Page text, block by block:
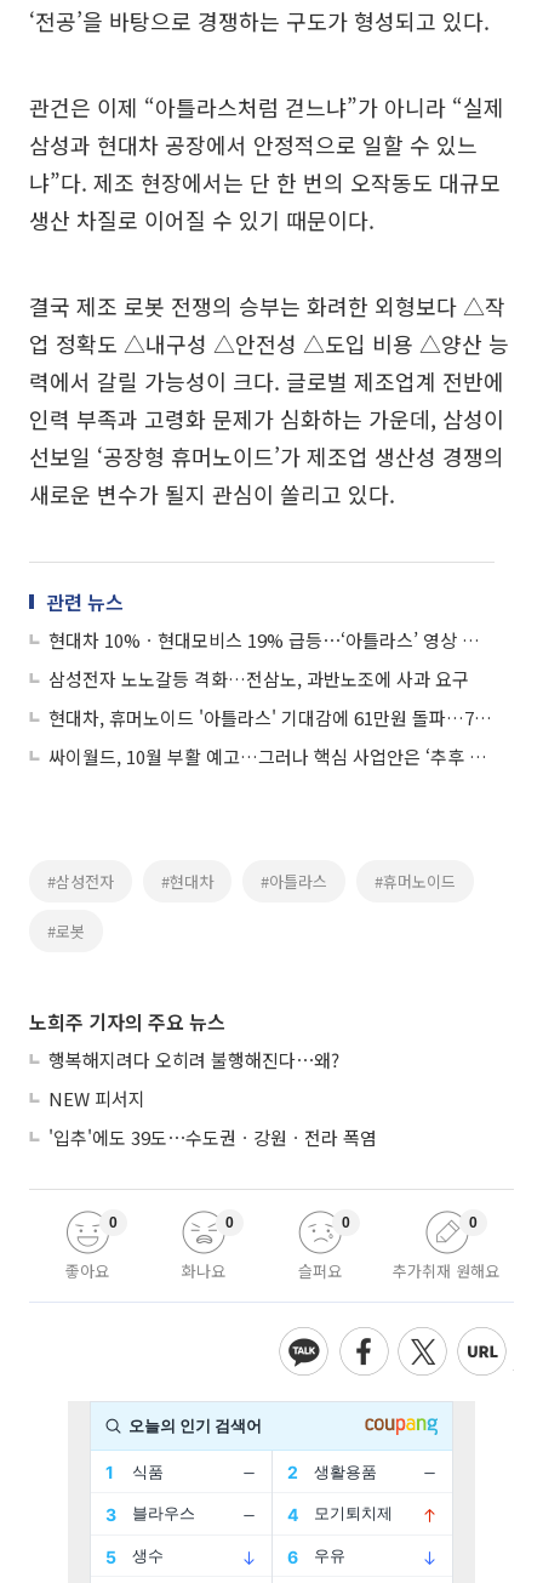
‘전공’을 바탕으로 경쟁하는 구도가 형성되고 있다.
관건은 이제 “아틀라스처럼 걷느냐”가 아니라 “실제
삼성과 현대차 공장에서 안정적으로 일할 수 있느
냐”다. 제조 현장에서는 단 한 번의 오작동도 대규모
생산 차질로 이어질 수 있기 때문이다.
결국 제조 로봇 전쟁의 승부는 화려한 외형보다 △작
업 정확도 △내구성 △안전성 △도입 비용 △양산 능
력에서 갈릴 가능성이 크다. 글로벌 제조업계 전반에
인력 부족과 고령화 문제가 심화하는 가운데, 삼성이
선보일 ‘공장형 휴머노이드’가 제조업 생산성 경쟁의
새로운 변수가 될지 관심이 쏠리고 있다.
관련 뉴스
현대차 10%ㆍ현대모비스 19% 급등⋯‘아틀라스’ 영상 공개에 로봇주 강세
삼성전자 노노갈등 격화…전삼노, 과반노조에 사과 요구
현대차, 휴머노이드 '아틀라스' 기대감에 61만원 돌파…7%대 강세
싸이월드, 10월 부활 예고…그러나 핵심 사업안은 ‘추후 공개’
#삼성전자 #현대차 #아틀라스 #휴머노이드
#로봇
노희주 기자의 주요 뉴스
행복해지려다 오히려 불행해진다⋯왜?
NEW 피서지
'입추'에도 39도⋯수도권ㆍ강원ㆍ전라 폭염
좋아요
0
화나요
0
슬퍼요
0
추가취재 원해요
0